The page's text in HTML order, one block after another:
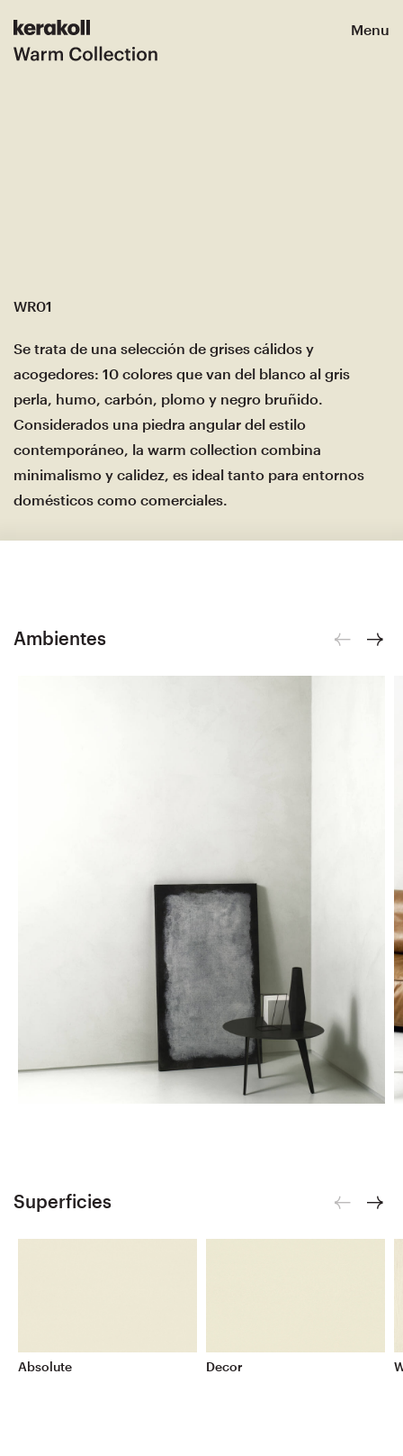
Menu
WR01
Se trata de una selección de grises cálidos y
acogedores: 10 colores que van del blanco al gris
perla, humo, carbón, plomo y negro bruñido.
Considerados una piedra angular del estilo
contemporáneo, la warm collection combina
minimalismo y calidez, es ideal tanto para entornos
domésticos como comerciales.
Ambientes
Superficies
Absolute Decor